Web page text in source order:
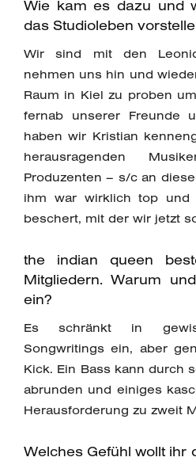
Wie kam es dazu und
das Studioleben
Wir sind mit den
nehmen uns hin und
Raum in Kiel zu proben
fernab unserer Freunde
haben wir Kristian
herausragenden
Produzenten – s/c an
ihm war wirklich top und
beschert, mit der wir jetzt
the indian queen
Mitgliedern. Warum
ein?
Es schränkt in
Songwritings ein, aber
Kick. Ein Bass kann durch
abrunden und einiges
Herausforderung zu zweit
Welches Gefühl wollt ihr